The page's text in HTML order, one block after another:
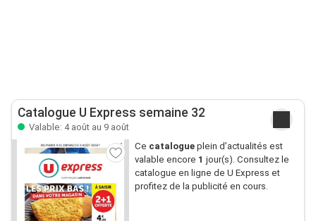
Catalogue U Express semaine 32
Valable: 4 août au 9 août
Ce catalogueplein d’actualités est
valable encore 1 jour(s). Consultez le
catalogue en ligne de U Express et
profitez de la publicité en cours.